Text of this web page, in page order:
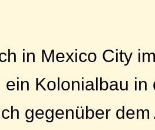
in Mexico City
ein Kolonialbau in
gegenüber